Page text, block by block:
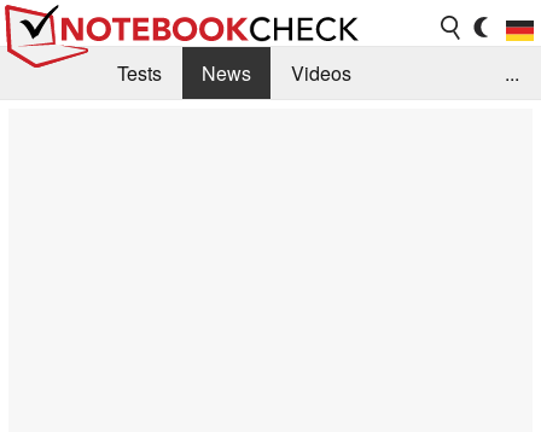
Tests News
Videos
...